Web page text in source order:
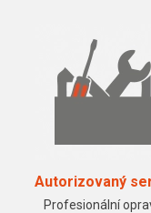
Autorizovaný
Profesionální